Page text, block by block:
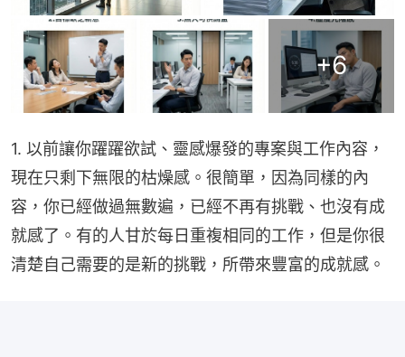
+6
1. 以前讓你躍躍欲試、靈感爆發的專案與工作內容，
現在只剩下無限的枯燥感。很簡單，因為同樣的內
容，你已經做過無數遍，已經不再有挑戰、也沒有成
就感了。有的人甘於每日重複相同的工作，但是你很
清楚自己需要的是新的挑戰，所帶來豐富的成就感。